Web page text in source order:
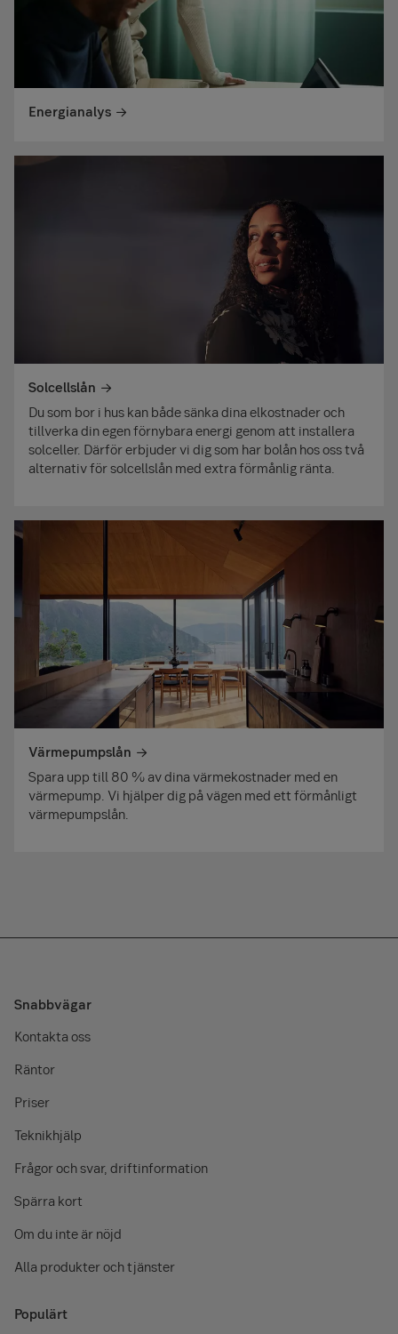
Energianalys
Solcellslån
Du som bor i hus kan både sänka dina elkostnader och
tillverka din egen förnybara energi genom att installera
solceller. Därför erbjuder vi dig som har bolån hos oss två
alternativ för solcellslån med extra förmånlig ränta.
Värmepumpslån
Spara upp till 80 % av dina värmekostnader med en
värmepump. Vi hjälper dig på vägen med ett förmånligt
värmepumpslån.
Snabbvägar
Kontakta oss
Räntor
Priser
Teknikhjälp
Frågor och svar, driftinformation
Spärra kort
Om du inte är nöjd
Alla produkter och tjänster
Populärt